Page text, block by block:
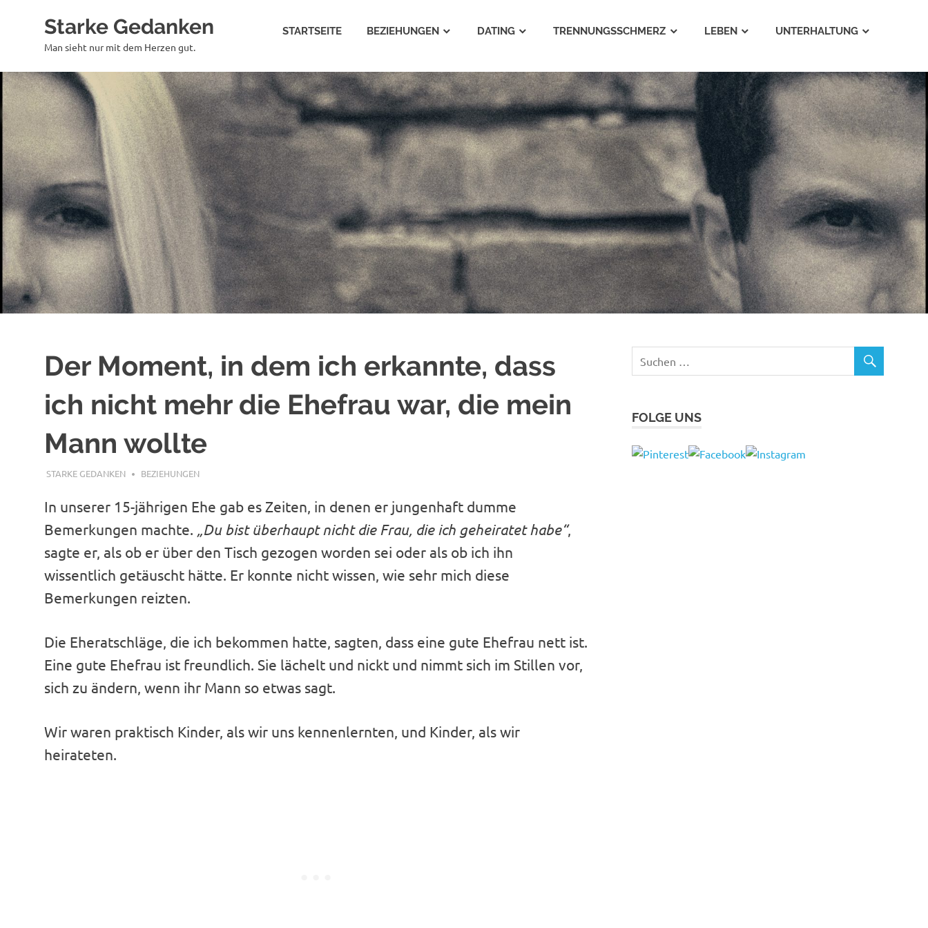
Starke Gedanken
Man sieht nur mit dem Herzen gut.
STARTSEITE BEZIEHUNGEN DATING TRENNUNGSSCHMERZ LEBEN UNTERHALTUNG
Der Moment, in dem ich erkannte, dass
ich nicht mehr die Ehefrau war, die mein
Mann wollte
APRIL 19, 2023
STARKE GEDANKEN BEZIEHUNGEN
In unserer 15-jährigen Ehe gab es Zeiten, in denen er jungenhaft dumme
Bemerkungen machte. „Du bist überhaupt nicht die Frau, die ich geheiratet habe“,
sagte er, als ob er über den Tisch gezogen worden sei oder als ob ich ihn
wissentlich getäuscht hätte. Er konnte nicht wissen, wie sehr mich diese
Bemerkungen reizten.
Die Eheratschläge, die ich bekommen hatte, sagten, dass eine gute Ehefrau nett ist.
Eine gute Ehefrau ist freundlich. Sie lächelt und nickt und nimmt sich im Stillen vor,
sich zu ändern, wenn ihr Mann so etwas sagt.
Wir waren praktisch Kinder, als wir uns kennenlernten, und Kinder, als wir
heirateten.
FOLGE UNS